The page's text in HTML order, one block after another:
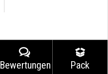
Bewertungen Pack